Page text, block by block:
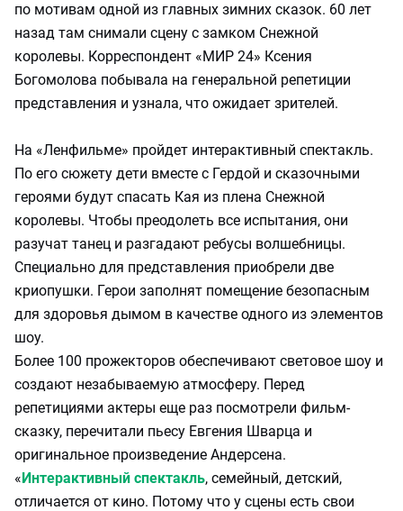
по мотивам одной из главных зимних сказок. 60 лет
назад там снимали сцену с замком Снежной
королевы. Корреспондент «МИР 24» Ксения
Богомолова побывала на генеральной репетиции
представления и узнала, что ожидает зрителей.
На «Ленфильме» пройдет интерактивный спектакль.
По его сюжету дети вместе с Гердой и сказочными
героями будут спасать Кая из плена Снежной
королевы. Чтобы преодолеть все испытания, они
разучат танец и разгадают ребусы волшебницы.
Специально для представления приобрели две
криопушки. Герои заполнят помещение безопасным
для здоровья дымом в качестве одного из элементов
шоу.
Более 100 прожекторов обеспечивают световое шоу и
создают незабываемую атмосферу. Перед
репетициями актеры еще раз посмотрели фильм-
сказку, перечитали пьесу Евгения Шварца и
оригинальное произведение Андерсена.
«Интерактивный спектакль, семейный, детский,
отличается от кино. Потому что у сцены есть свои